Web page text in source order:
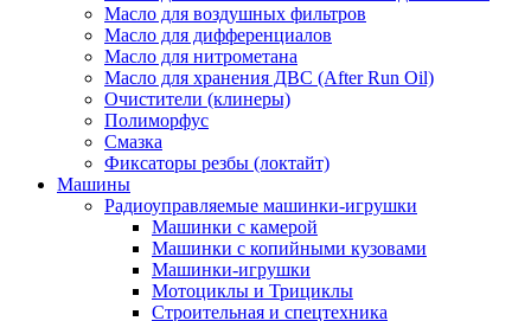
Масло для воздушных фильтров
Масло для дифференциалов
Масло для нитрометана
Масло для хранения ДВС (After Run Oil)
Очистители (клинеры)
Полиморфус
Смазка
Фиксаторы резбы (локтайт)
Машины
Радиоуправляемые машинки-игрушки
Машинки с камерой
Машинки с копийными кузовами
Машинки-игрушки
Мотоциклы и Трициклы
Строительная и спецтехника